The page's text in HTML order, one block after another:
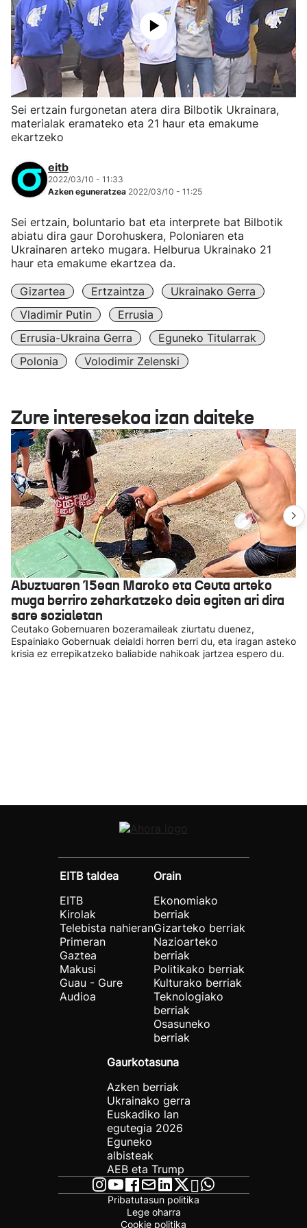
Sei ertzain furgonetan atera dira Bilbotik Ukrainara,
materialak eramateko eta 21 haur eta emakume
ekartzeko
eitb
2022/03/10 - 11:33
Azken eguneratzea 2022/03/10 - 11:25
Sei ertzain, boluntario bat eta interprete bat Bilbotik
abiatu dira gaur Dorohuskera, Poloniaren eta
Ukrainaren arteko mugara. Helburua Ukrainako 21
haur eta emakume ekartzea da.
Gizartea Ertzaintza
Ukrainako Gerra
Vladimir Putin
Errusia
Errusia-Ukraina Gerra
Eguneko Titularrak
Polonia
Volodimir Zelenski
Zure interesekoa izan daiteke
Abuztuaren 15ean Maroko eta Ceuta arteko
muga berriro zeharkatzeko deia egiten ari dira
sare sozialetan
Ceutako Gobernuaren bozeramaileak ziurtatu duenez,
Espainiako Gobernuak deialdi horren berri du, eta iragan asteko
krisia ez errepikatzeko baliabide nahikoak jartzea espero du.
EITB taldea
EITB
Kirolak
Telebista nahieran
Primeran
Gaztea
Makusi
Guau - Gure
Audioa
Orain
Ekonomiako
berriak
Gizarteko berriak
Nazioarteko
berriak
Politikako berriak
Kulturako berriak
Teknologiako
berriak
Osasuneko
berriak
Gaurkotasuna
Azken berriak
Ukrainako gerra
Euskadiko lan
egutegia 2026
Eguneko
albisteak
AEB eta Trump
Pribatutasun politika
Lege oharra
Cookie politika